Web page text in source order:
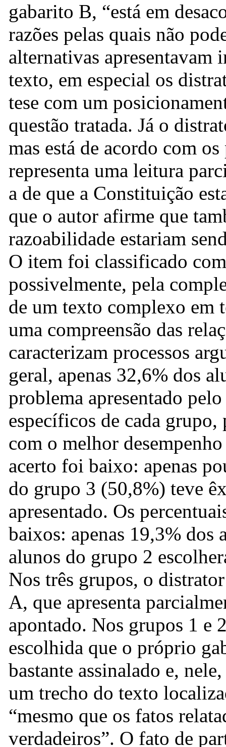
gabarito B, “está em
razões pelas quais não
alternativas apresentavam
texto, em especial os
tese com um
questão tratada. Já o
mas está de acordo com
representa uma leitura
a de que a Constituição
que o autor afirme que
razoabilidade estariam
O item foi classificado
possivelmente, pela
de um texto complexo em
uma compreensão das
caracterizam processos
geral, apenas 32,6% dos
problema apresentado
específicos de cada grupo,
com o melhor
acerto foi baixo: apenas
do grupo 3 (50,8%) teve
apresentado. Os
baixos: apenas 19,3% dos
alunos do grupo 2
Nos três grupos, o
A, que apresenta
apontado. Nos grupos 1 e
escolhida que o próprio
bastante assinalado e,
um trecho do texto
“mesmo que os fatos
verdadeiros”. O fato de